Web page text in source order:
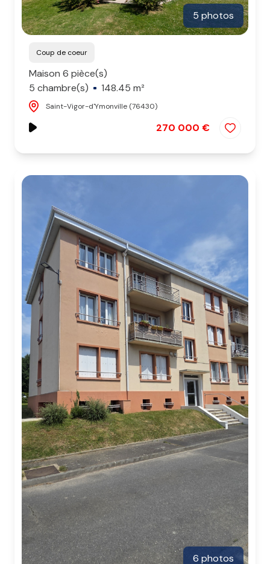
5 photos
Coup de coeur
Maison 6 pièce(s)
5 chambre(s)
148.45 m²
Saint-Vigor-d'Ymonville (76430)
270 000 €
6 photos